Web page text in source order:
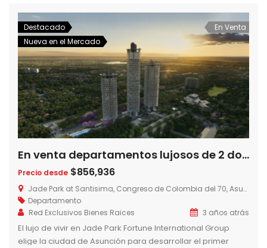
con un gimnasio […]
Destacado
Nueva en el Mercado
En Venta
En venta departamentos lujosos de 2 dormitorios en Jade Park sobre Avda. Santisima Trinidad
Precio desde $856,936
Jade Park at Santisima, Congreso de Colombia del 70, Asunción, Paraguay
Departamento
Red Exclusivos Bienes Raices
3 años atrás
El lujo de vivir en Jade Park Fortune International Group
elige la ciudad de Asunción para desarrollar el primer